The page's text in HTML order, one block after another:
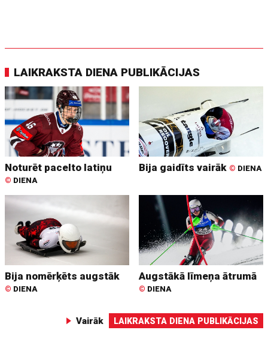
LAIKRAKSTA DIENA PUBLIKĀCIJAS
Noturēt pacelto latiņu
© DIENA
Bija gaidīts vairāk © DIENA
Bija nomērķēts augstāk
© DIENA
Augstākā līmeņa ātrumā
© DIENA
Vairāk LAIKRAKSTA DIENA PUBLIKĀCIJAS